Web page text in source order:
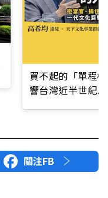
買不起的「單程
響台灣近半世紀
關注FB